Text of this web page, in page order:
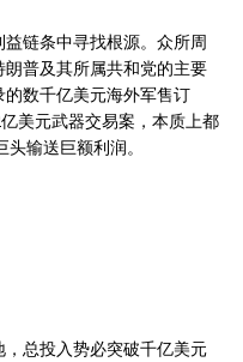
链条中寻找根源。众所周
普及其所属共和党的主要
数千亿美元海外军售订
美元武器交易案，本质上都
输送巨额利润。
总投入势必突破千亿美元